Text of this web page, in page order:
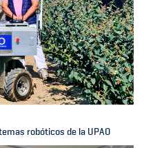
robóticos de la UPAO